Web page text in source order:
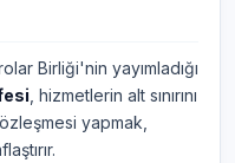
Birliği'nin yayımladığı
, hizmetlerin alt sınırını
yapmak,